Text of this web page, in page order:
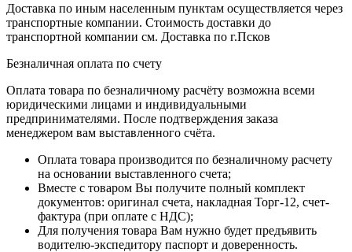
Доставка по иным населенным пунктам осуществляется через
транспортные компании. Стоимость доставки до
транспортной компании см. Доставка по г.Псков
Безналичная оплата по счету
Оплата товара по безналичному расчёту возможна всеми
юридическими лицами и индивидуальными
предпринимателями. После подтверждения заказа
менеджером вам выставленного счёта.
Оплата товара производится по безналичному расчету
на основании выставленного счета;
Вместе с товаром Вы получите полный комплект
документов: оригинал счета, накладная Торг-12, счет-
фактура (при оплате с НДС);
Для получения товара Вам нужно будет предъявить
водителю-экспедитору паспорт и доверенность.